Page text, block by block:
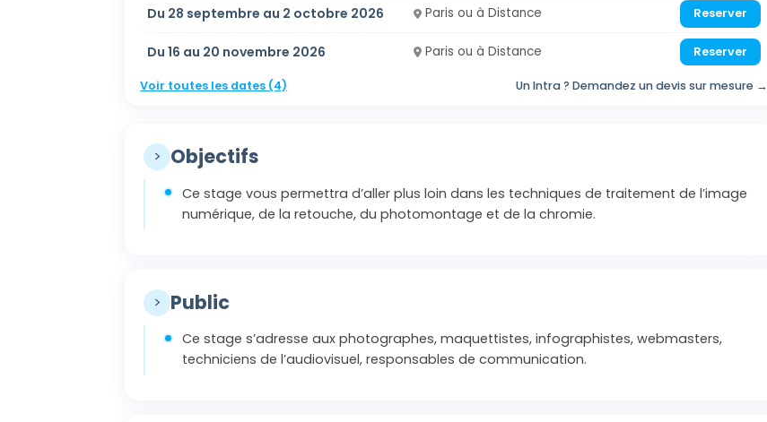
Du 28 septembre au 2 octobre 2026 Paris ou à Distance Reserver
Du 16 au 20 novembre 2026 Paris ou à Distance Reserver
Voir toutes les dates (4) Un Intra ? Demandez un devis sur mesure →
> Objectifs
Ce stage vous permettra d’aller plus loin dans les techniques de traitement de l’image
numérique, de la retouche, du photomontage et de la chromie.
> Public
Ce stage s’adresse aux photographes, maquettistes, infographistes, webmasters,
techniciens de l’audiovisuel, responsables de communication.